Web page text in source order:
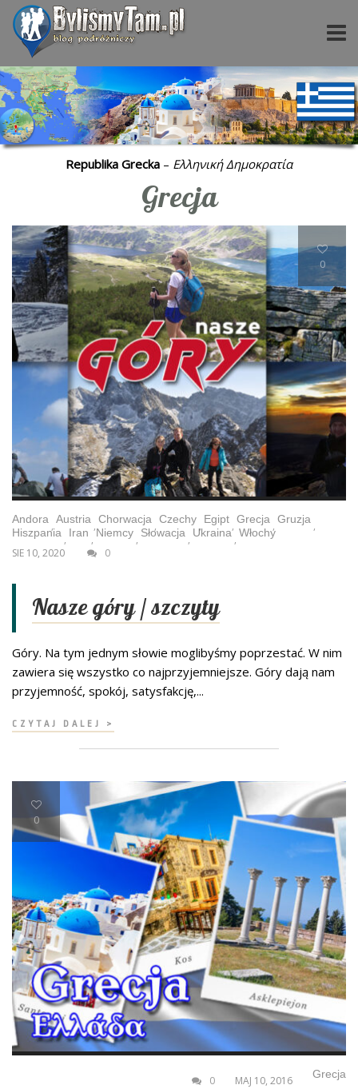
Republika Grecka – Ελληνική Δημοκρατία
Grecja
0
Andora ,Austria ,Chorwacja , Czechy,Egipt , Grecja , Gruzja ,
Hiszpania , Iran , Niemcy , Słowacja , Ukraina , Włochy
SIE 10, 2020 0
Nasze góry / szczyty
Góry. Na tym jednym słowie moglibyśmy poprzestać. W nim
zawiera się wszystko co najprzyjemniejsze. Góry dają nam
przyjemność, spokój, satysfakcję,...
CZYTAJ DALEJ >
0
Grecja
MAJ 10, 2016
0